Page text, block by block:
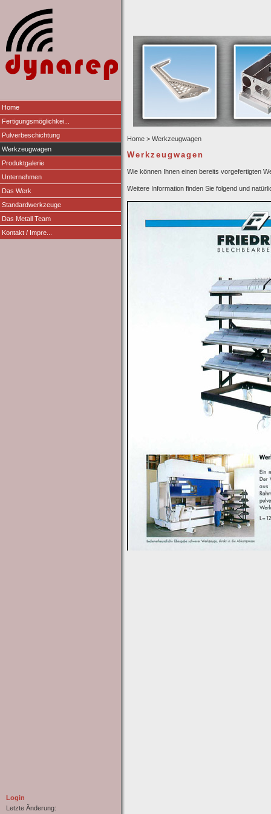
Home
Fertigungsmöglichkei...
Pulverbeschichtung
Werkzeugwagen
Produktgalerie
Unternehmen
Das Werk
Standardwerkzeuge
Das Metall Team
Kontakt / Impre...
Home > Werkzeugwagen
Werkzeugwagen
Wie können Ihnen einen bereits vorgefertigten
Weitere Information finden Sie folgend und
Login
Letzte Änderung: